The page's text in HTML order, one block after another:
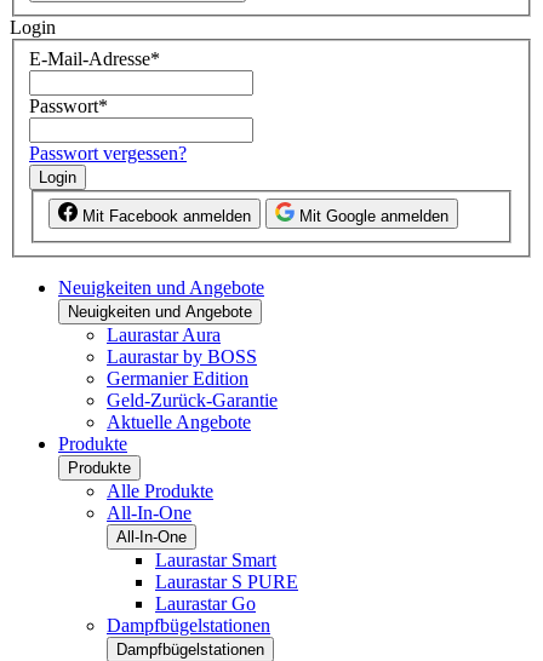
Login
E-Mail-Adresse*
Passwort*
Passwort vergessen?
Login
Mit Facebook anmelden Mit Google anmelden
Neuigkeiten und Angebote
Neuigkeiten und Angebote
Laurastar Aura
Laurastar by BOSS
Germanier Edition
Geld-Zurück-Garantie
Aktuelle Angebote
Produkte
Produkte
Alle Produkte
All-In-One
All-In-One
Laurastar Smart
Laurastar S PURE
Laurastar Go
Dampfbügelstationen
Dampfbügelstationen